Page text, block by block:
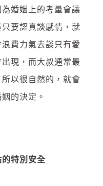
婚姻上的考量會讓
要認真談感情，就
費力氣去談只有愛
現，而大叔通常最
以很自然的，就會
的決定。
特別安全